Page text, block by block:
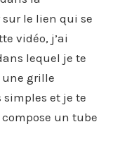
le lien qui se
vidéo, j’ai
lequel je te
grille
simples et je te
un tube